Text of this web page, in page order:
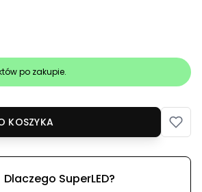
po zakupie.
KOSZYKA
Dlaczego SuperLED?